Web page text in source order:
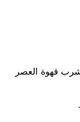
قهوة العصر